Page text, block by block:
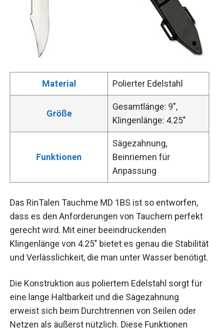
Material Polierter Edelstahl
Größe
Gesamtlänge: 9″,
Klingenlänge: 4.25″
Funktionen
Sägezahnung,
Beinriemen für
Anpassung
Das RinTalen Tauchme MD 1BS ist so entworfen,
dass es den Anforderungen von Tauchern perfekt
gerecht wird. Mit einer beeindruckenden
Klingenlänge von 4.25″ bietet es genau die Stabilität
und Verlässlichkeit, die man unter Wasser benötigt.
Die Konstruktion aus poliertem Edelstahl sorgt für
eine lange Haltbarkeit und die Sägezahnung
erweist sich beim Durchtrennen von Seilen oder
Netzen als äußerst nützlich. Diese Funktionen